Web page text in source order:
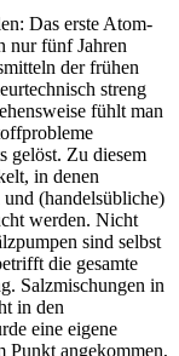
Das erste Atom-
nur fünf Jahren
der frühen
streng
fühlt man
gelöst. Zu diesem
in denen
(handelsübliche)
werden. Nicht
sind selbst
die gesamte
Salzmischungen in
in den
eine eigene
Punkt angekommen,